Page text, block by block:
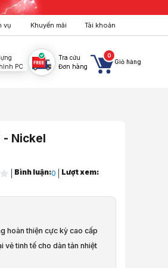
vụ Khuyến mãi Tài khoản
PC
Tra cứu
Đơn hàng
0
Giỏ hàng
- Nickel
Bình luận:0
Lượt xem:
hoàn thiện cực kỳ cao cấp
vẻ tinh tế cho dàn tản nhiệt